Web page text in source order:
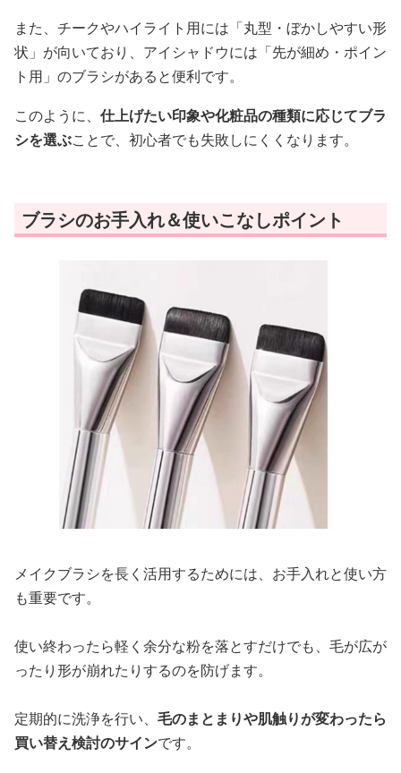
また、チークやハイライト用には「丸型・ぼかしやすい形
状」が向いており、アイシャドウには「先が細め・ポイン
ト用」のブラシがあると便利です。
このように、 仕上げたい印象や化粧品の種類に応じてブラ
シを選ぶことで、初心者でも失敗しにくくなります。
ブラシのお手入れ＆使いこなしポイント
メイクブラシを長く活用するためには、お手入れと使い方
も重要です。
使い終わったら軽く余分な粉を落とすだけでも、毛が広が
ったり形が崩れたりするのを防げます。
定期的に洗浄を行い、 毛のまとまりや肌触りが変わったら
買い替え検討のサインです。